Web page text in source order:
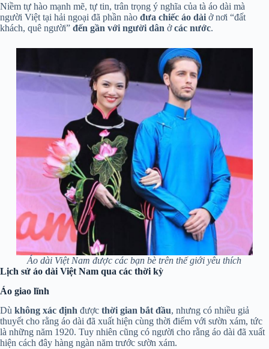
Niềm tự hào mạnh mẽ, tự tin, trân trọng ý nghĩa của tà áo dài mà
người Việt tại hải ngoại đã phần nào đưa chiếc áo dài ở nơi “đất
khách, quê người” đến gần với người dân ởcác nước.
Áo dài Việt Nam được các bạn bè trên thế giới yêu thích
Lịch sử áo dài Việt Nam qua các thời kỳ
Áo giao lĩnh
Dù không xác định được thời gian bắt đầu, nhưng có nhiều giả
thuyết cho rằng áo dài đã xuất hiện cùng thời điểm với sườn xám, tức
là những năm 1920. Tuy nhiên cũng có người cho rằng áo dài đã xuất
hiện cách đây hàng ngàn năm trước sườn xám.